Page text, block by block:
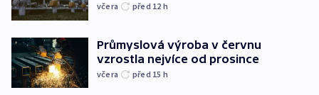
včera před 12 h
Průmyslová výroba v červnu
vzrostla nejvíce od prosince
včera před 15 h